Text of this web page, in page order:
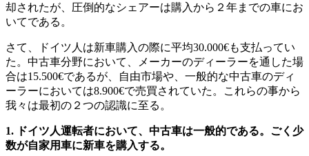
却されたが、圧倒的なシェアーは購入から２年までの車にお
いてである。
さて、ドイツ人は新車購入の際に平均30.000€も支払ってい
た。中古車分野において、メーカーのディーラーを通した場
合は15.500€であるが、自由市場や、一般的な中古車のディ
ーラーにおいては8.900€で売買されていた。これらの事から
我々は最初の２つの認識に至る。
1. ドイツ人運転者において、中古車は一般的である。ごく少
数が自家用車に新車を購入する。